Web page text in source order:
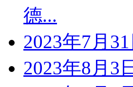
德...
2023年7月
2023年8月3